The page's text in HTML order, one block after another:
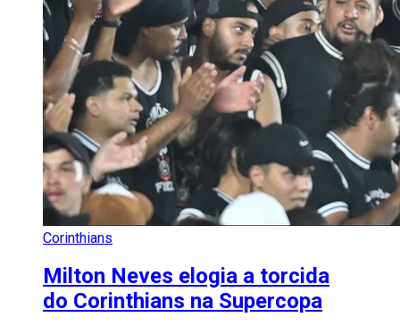
Corinthians
Milton Neves elogia a torcida
do Corinthians na Supercopa